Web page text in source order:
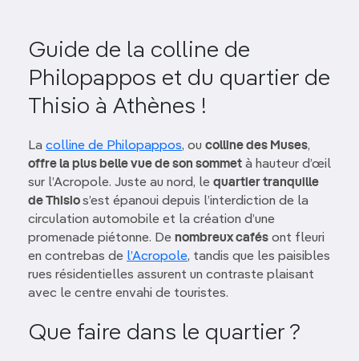
Guide de la colline de
Philopappos et du quartier de
Thisio à Athènes !
La colline de Philopappos, ou colline des Muses,
offre la plus belle vue de son sommet à hauteur d’œil
sur l’Acropole. Juste au nord, le quartier tranquille
de Thisios’est épanoui depuis l’interdiction de la
circulation automobile et la création d’une
promenade piétonne. De nombreux cafés ont fleuri
en contrebas de l’Acropole, tandis que les paisibles
rues résidentielles assurent un contraste plaisant
avec le centre envahi de touristes.
Que faire dans le quartier ?